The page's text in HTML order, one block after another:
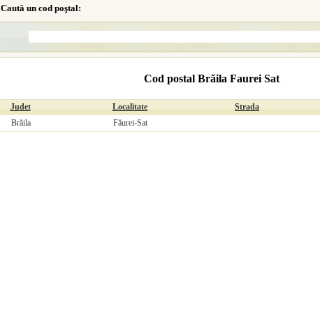
Caută un cod poştal:
Cod postal Brăila Faurei Sat
Judet Localitate Strada
Brăila
Făurei-Sat